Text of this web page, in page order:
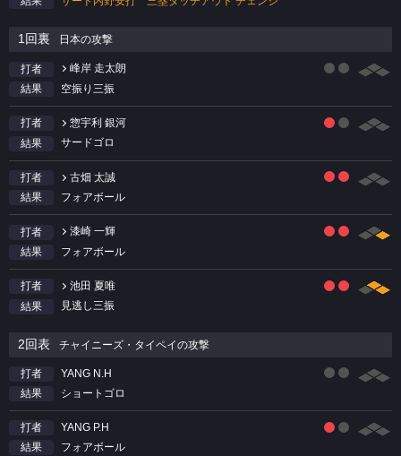
1回裏 日本の攻撃
打者
峰岸 走太朗
結果
空振り三振
打者
惣宇利 銀河
結果
サードゴロ
打者
古畑 太誠
結果
フォアボール
打者
漆崎 一輝
結果
フォアボール
打者
池田 夏唯
結果
見逃し三振
2回表 チャイニーズ・タイペイの攻撃
打者
YANG N.H
結果
ショートゴロ
打者
YANG P.H
結果
フォアボール